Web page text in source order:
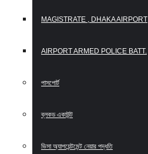
MAGISTRATE , DHAKA AIRPORT
AIRPORT ARMED POLICE BATT.
পাসপোর্ট
ব্লকড একাউন্ট
ভিসা অ্যাপয়েন্টমেন্ট নেয়ার পদ্ধতি